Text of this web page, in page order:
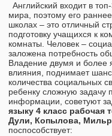
Английский входит в
мира, поэтому его
школах – это отличный
подготовку учащихся к
комнаты. Человек –
заложена потребность
Владение двумя и более
влияния, поднимает
количества социальных
ребенку сложную задачу
информации, советуют
языку 4 класс рабочая
Дули, Копылова,
поспособствует: